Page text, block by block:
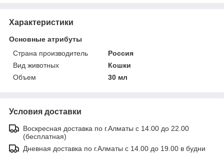
Характеристики
Основные атрибуты
Страна производитель
Россия
Вид животных
Кошки
Объем
30 мл
Условия доставки
Воскресная доставка по г.Алматы с 14.00 до 22.00
(бесплатная)
Дневная доставка по г.Алматы с 14.00 до 19.00 в будни